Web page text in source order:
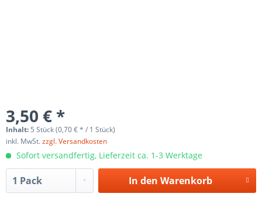
3,50 € *
Inhalt: 5 Stück (0,70 € * / 1 Stück)
inkl. MwSt.zzgl. Versandkosten
Sofort versandfertig, Lieferzeit ca. 1-3 Werktage
In den Warenkorb